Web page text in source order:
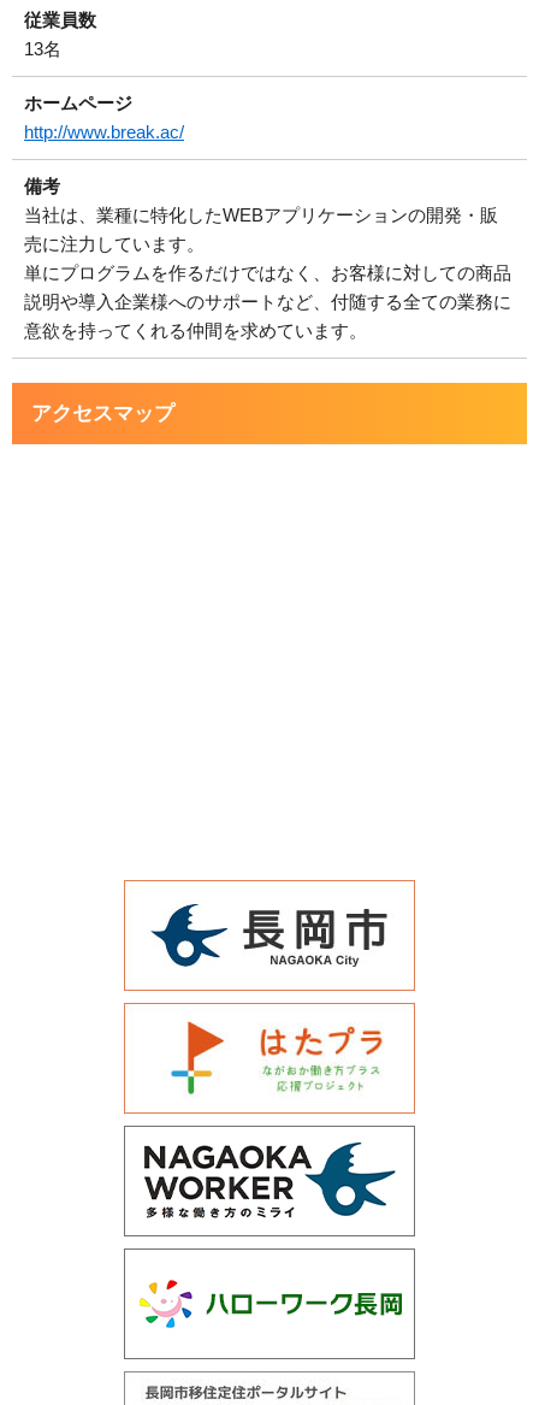
従業員数
13名
ホームページ
http://www.break.ac/
備考
当社は、業種に特化したWEBアプリケーションの開発・販
売に注力しています。
単にプログラムを作るだけではなく、お客様に対しての商品
説明や導入企業様へのサポートなど、付随する全ての業務に
意欲を持ってくれる仲間を求めています。
アクセスマップ